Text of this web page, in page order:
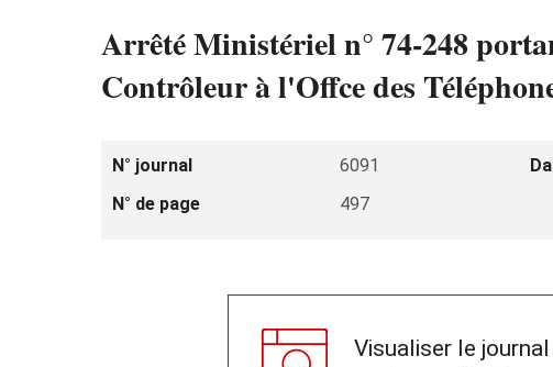
Arrêté Ministériel n° 74-248
Contrôleur à l'Offce des
N° journal 6091
N° de page
497
Visualiser le journal